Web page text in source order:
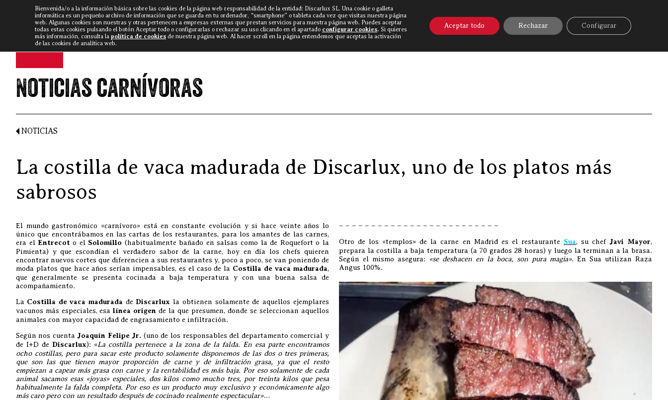
DISCARLUX▼ NOTICIAS VÍDEOS FISTERRA BOVINE WORLD▼ CONTACTO
Noticias carnívoras
NOTICIAS
La costilla de vaca madurada de Discarlux, uno de los platos más
sabrosos
El mundo gastronómico «carnívoro» está en constante evolución y si hace veinte años lo
único que encontrábamos en las cartas de los restaurantes, para los amantes de las carnes,
era el Entrecot o el Solomillo (habitualmente bañado en salsas como la de Roquefort o la
Pimienta) y que escondían el verdadero sabor de la carne, hoy en día los chefs quieren
encontrar nuevos cortes que diferencien a sus restaurantes y, poco a poco, se van poniendo de
moda platos que hace años serían impensables, es el caso de la Costilla de vaca madurada,
que generalmente se presenta cocinada a baja temperatura y con una buena salsa de
acompañamiento.
La Costilla de vaca madurada de Discarlux la obtienen solamente de aquellos ejemplares
vacunos más especiales, esa línea origen de la que presumen, donde se seleccionan aquellos
animales con mayor capacidad de engrasamiento e infiltración.
Según nos cuenta Joaquín Felipe Jr. (uno de los responsables del departamento comercial y
de I+D de Discarlux): «La costilla pertenece a la zona de la falda. En esa parte encontramos
ocho costillas, pero para sacar este producto solamente disponemos de las dos o tres primeras,
que son las que tienen mayor proporción de carne y de infiltración grasa, ya que el resto
empiezan a capear más grasa con carne y la rentabilidad es más baja. Por eso solamente de cada
animal sacamos esas «joyas» especiales, dos kilos como mucho tres, por treinta kilos que pesa
habitualmente la falda completa. Por eso es un producto muy exclusivo y económicamente algo
más caro pero con un resultado después de cocinado realmente espectacular»…
– – – – – – – – – – – – – – – – – – – – – – – – –
Otro de los «templos» de la carne en Madrid es el restaurante Sua, su chef Javi Mayor,
prepara la costilla a baja temperatura (a 70 grados 28 horas) y luego la terminan a la brasa.
Según el mismo asegura:
«se deshacen en la boca, son pura magia». En Sua utilizan Raza
Angus 100%.
Bienvenida/o a la información básica sobre las cookies de la página web responsabilidad de la entidad: Discarlux SL. Una cookie o galleta
informática es un pequeño archivo de información que se guarda en tu ordenador, “smartphone” o tableta cada vez que visitas nuestra página
web. Algunas cookies son nuestras y otras pertenecen a empresas externas que prestan servicios para nuestra página web. Puedes aceptar
todas estas cookies pulsando el botón Aceptar todo o configurarlas o rechazar su uso clicando en el apartado configurar cookies. Si quieres
más información, consulta la política de cookies de nuestra página web. Al hacer scroll en la página entendemos que aceptas la activación
de las cookies de analítica web.
Aceptar todo Rechazar Configurar